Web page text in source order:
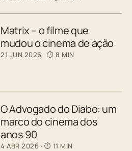
Matrix – o filme que
mudou o cinema de ação
21 JUN 2026 · ⏱ 8 MIN
O Advogado do Diabo: um
marco do cinema dos
anos 90
4 ABR 2026 · ⏱ 11 MIN